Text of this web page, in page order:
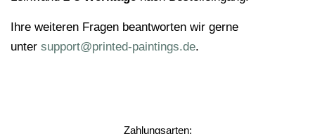
Ihre weiteren Fragen beantworten wir gerne
unter support@printed-paintings.de.
Zahlungsarten: